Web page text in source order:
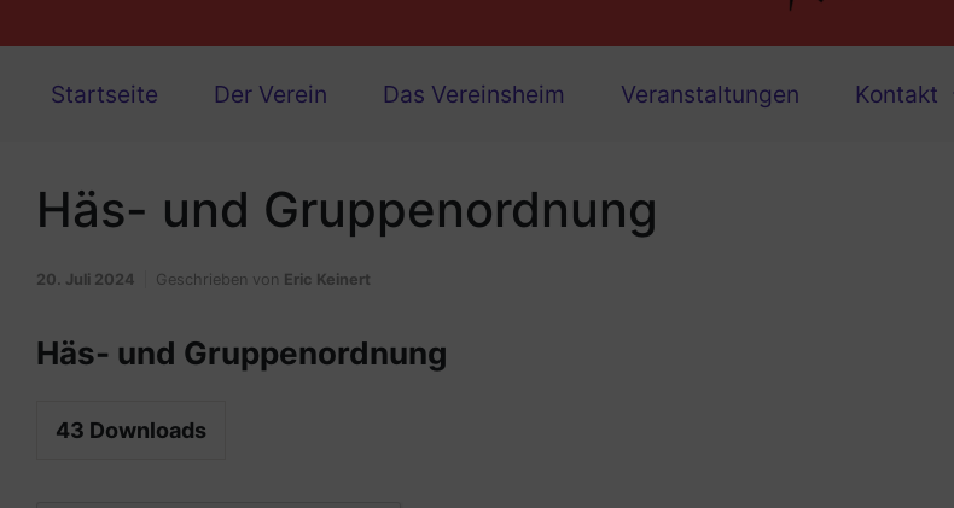
Startseite Der Verein Das Vereinsheim Veranstaltungen Kontakt
Häs- und Gruppenordnung
20. Juli 2024 Geschrieben von Eric Keinert
Häs- und Gruppenordnung
43 Downloads